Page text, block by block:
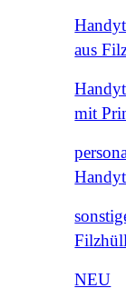
aus
mit
NEU